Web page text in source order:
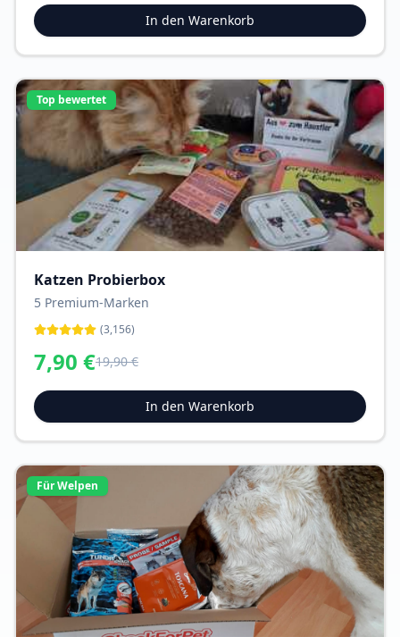
In den Warenkorb
Top bewertet
Katzen Probierbox
5 Premium-Marken
(3,156)
7,90 €19,90€
In den Warenkorb
Für Welpen